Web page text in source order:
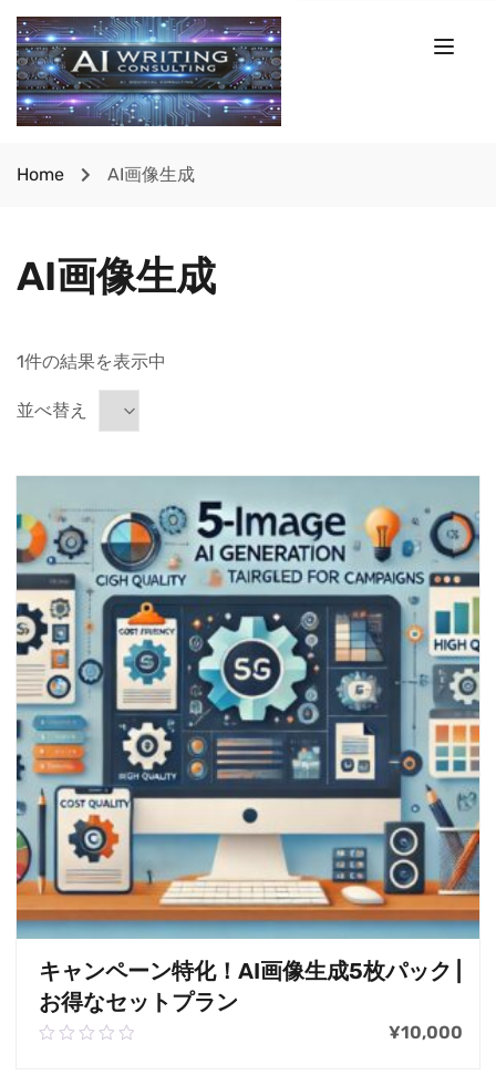
Home AI画像生成
AI画像生成
1件の結果を表示中
並べ替え
キャンペーン特化！AI画像生成5枚パック |
お得なセットプラン
0.00
¥10,000